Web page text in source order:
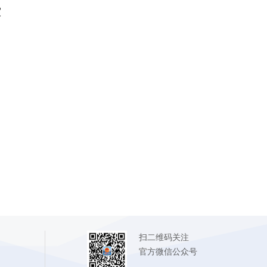
扫二维码关注
官方微信公众号